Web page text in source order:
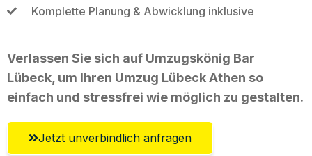
Komplette Planung & Abwicklung inklusive
Verlassen Sie sich auf Umzugskönig Bar
Lübeck, um Ihren Umzug Lübeck Athen so
einfach und stressfrei wie möglich zu gestalten.
Jetzt unverbindlich anfragen